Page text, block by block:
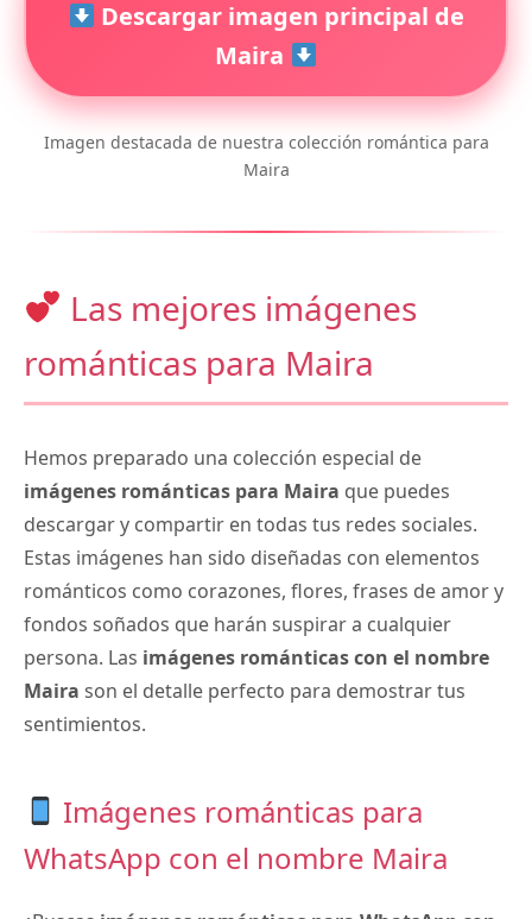
Descargar imagen principal de
Maira
Imagen destacada de nuestra colección romántica para
Maira
Las mejores imágenes
románticas para Maira
Hemos preparado una colección especial de
imágenes románticas para Maira que puedes
descargar y compartir en todas tus redes sociales.
Estas imágenes han sido diseñadas con elementos
románticos como corazones, flores, frases de amor y
fondos soñados que harán suspirar a cualquier
persona. Las imágenes románticas con el nombre
Maira son el detalle perfecto para demostrar tus
sentimientos.
Imágenes románticas para
WhatsApp con el nombre Maira